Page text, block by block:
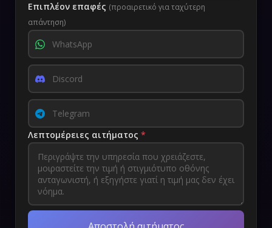
Επιπλέον επαφές (προαιρετικό για ταχύτερη
απάντηση)
Λεπτομέρειες αιτήματος *